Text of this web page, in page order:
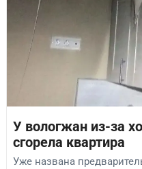
У вологжан из-за
сгорела квартира
Уже названа